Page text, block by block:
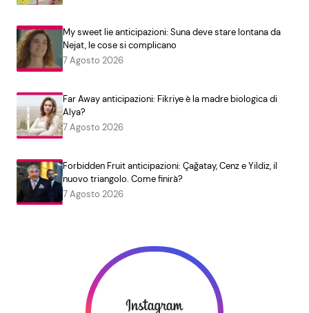
My sweet lie anticipazioni: Suna deve stare lontana da
Nejat, le cose si complicano
7 Agosto 2026
Far Away anticipazioni: Fikriye è la madre biologica di
Alya?
7 Agosto 2026
Forbidden Fruit anticipazioni: Çağatay, Cenz e Yildiz, il
nuovo triangolo. Come finirà?
7 Agosto 2026